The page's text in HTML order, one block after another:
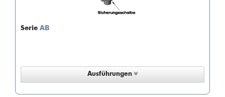
Serie AB
Ausführungen